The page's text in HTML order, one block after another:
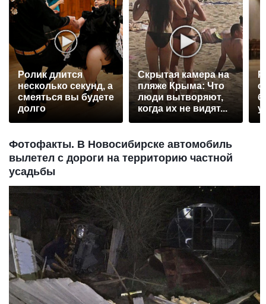
Ролик длится
несколько секунд, а
смеяться вы будете
долго
Скрытая камера на
пляже Крыма: Что
люди вытворяют,
когда их не видят...
Фотофакты. В Новосибирске автомобиль
вылетел с дороги на территорию частной
усадьбы